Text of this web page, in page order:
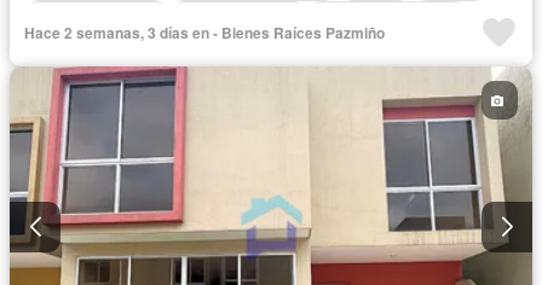
Electricidad
Estacionamiento
Gimnasio
Garita de guardianía
Conserje
Sin amoblar
Hace 2 semanas, 3 días en - Bienes Raíces Pazmiño